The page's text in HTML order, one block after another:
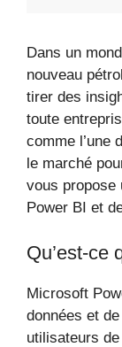
Dans un
nouveau
tirer des
toute
comme l’une
le marché
vous propose
Power BI et
Qu’est-ce
Microsoft
données et
utilisateurs